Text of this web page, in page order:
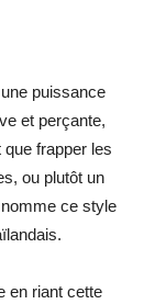
puissance
et perçante,
que frapper les
ou plutôt un
ce style
en riant cette